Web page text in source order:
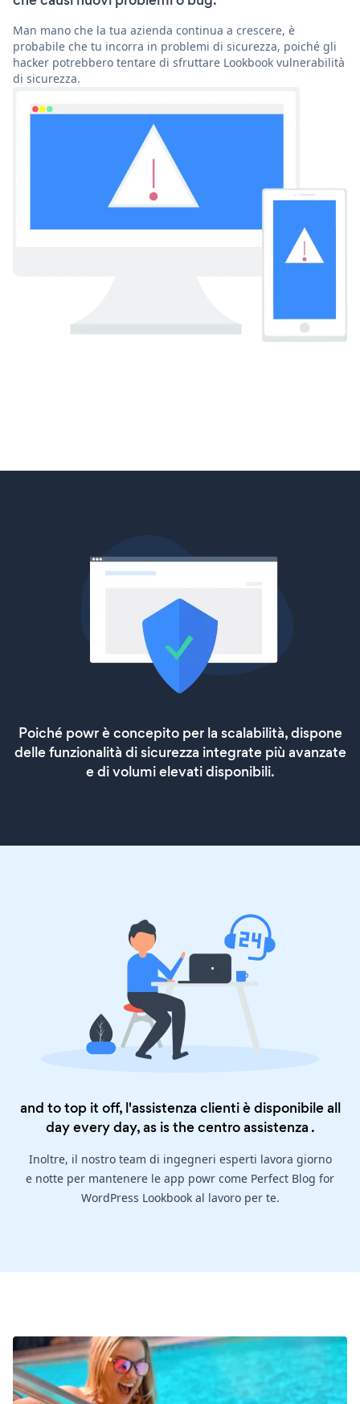
Man mano che la tua azienda continua a crescere, è
probabile che tu incorra in problemi di sicurezza, poiché gli
hacker potrebbero tentare di sfruttare Lookbook vulnerabilità
di sicurezza.
Poiché powr è concepito per la scalabilità, dispone
delle funzionalità di sicurezza integrate più avanzate
e di volumi elevati disponibili.
and to top it off, l'assistenza clienti è disponibile all
day every day, as is thecentro assistenza .
Inoltre, il nostro team di ingegneri esperti lavora giorno
e notte per mantenere le app powr come Perfect Blog for
WordPress Lookbook al lavoro per te.